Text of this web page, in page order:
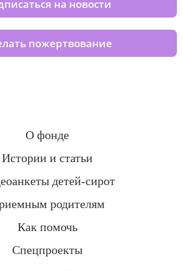
на новости
пожертвование
О фонде
Истории и статьи
детей-сирот
родителям
Как помочь
Спецпроекты